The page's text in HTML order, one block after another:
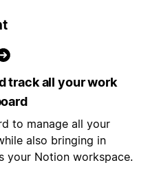
track all your work
to manage all your
also bringing in
your Notion workspace.